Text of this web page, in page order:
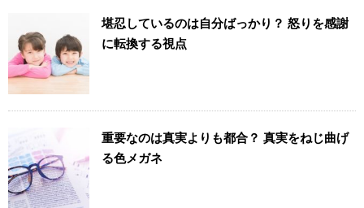
堪忍しているのは自分ばっかり？ 怒りを感謝
に転換する視点
重要なのは真実よりも都合？ 真実をねじ曲げ
る色メガネ